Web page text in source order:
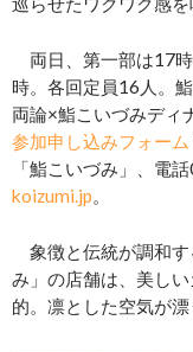
両日、第一部は17
時。各回定員16人。
両論×鮨こいづみディ
参加申し込みフォーム
「鮨こいづみ」、電
koizumi.jp。
象徴と伝統が調和す
み」の店舗は、美し
的。凛とした空気が